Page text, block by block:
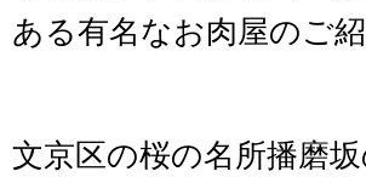
ある有名なお肉屋のご
文京区の桜の名所播磨